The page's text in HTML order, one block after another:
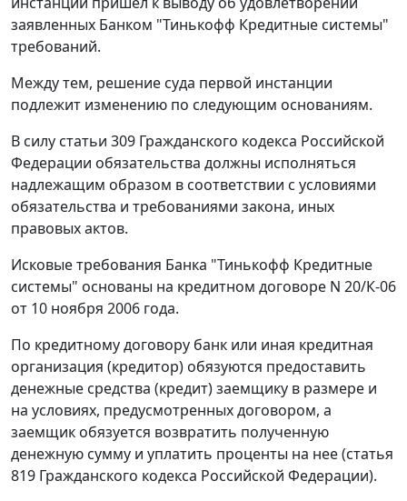
заявленных Банком "Тинькофф Кредитные системы"
требований.
Между тем, решение суда первой инстанции
подлежит изменению по следующим основаниям.
В силу статьи 309 Гражданского кодекса Российской
Федерации обязательства должны исполняться
надлежащим образом в соответствии с условиями
обязательства и требованиями закона, иных
правовых актов.
Исковые требования Банка "Тинькофф Кредитные
системы" основаны на кредитном договоре N 20/К-06
от 10 ноября 2006 года.
По кредитному договору банк или иная кредитная
организация (кредитор) обязуются предоставить
денежные средства (кредит) заемщику в размере и
на условиях, предусмотренных договором, а
заемщик обязуется возвратить полученную
денежную сумму и уплатить проценты на нее (статья
819 Гражданского кодекса Российской Федерации).